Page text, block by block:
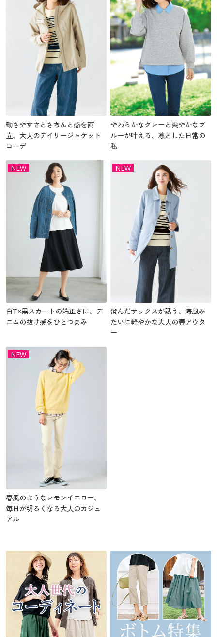
動きやすさときちんと感を両
立、大人のデイリージャケット
コーデ
やわらかなグレーと爽やかなブ
ルーが叶える、凛とした日常の
私
NEW
白T×黒スカートの端正さに、デ
ニムの抜け感をひとつまみ
NEW
澄んだサックスが誘う、海風み
たいに軽やかな大人の春アウタ
ー
NEW
春風のようなレモンイエロー、
毎日が明るくなる大人のカジュ
アル